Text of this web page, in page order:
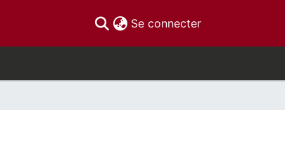
Se connecter(current)